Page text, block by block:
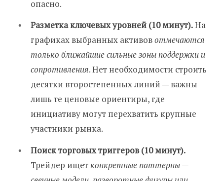
опасно.
Разметка ключевых уровней (10 минут).На
графиках выбранных активовотмечаются
только ближайшие сильные зоны поддержки и
сопротивления. Нет необходимости строить
десятки второстепенных линий — важны
лишь те ценовые ориентиры, где
инициативу могут перехватить крупные
участники рынка.
Поиск торговых триггеров (10 минут).
Трейдер ищетконкретные паттерны —